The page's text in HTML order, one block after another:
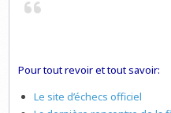
Pour tout revoir et tout savoir:
Le site d’échecs officiel